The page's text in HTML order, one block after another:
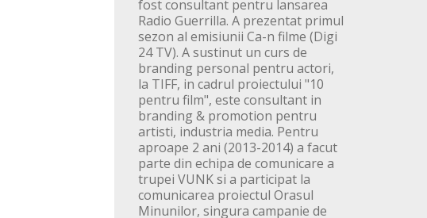
fost consultant pentru lansarea
Radio Guerrilla. A prezentat primul
sezon al emisiunii Ca-n filme (Digi
24 TV). A sustinut un curs de
branding personal pentru actori,
la TIFF, in cadrul proiectului "10
pentru film", este consultant in
branding & promotion pentru
artisti, industria media. Pentru
aproape 2 ani (2013-2014) a facut
parte din echipa de comunicare a
trupei VUNK si a participat la
comunicarea proiectul Orasul
Minunilor, singura campanie de